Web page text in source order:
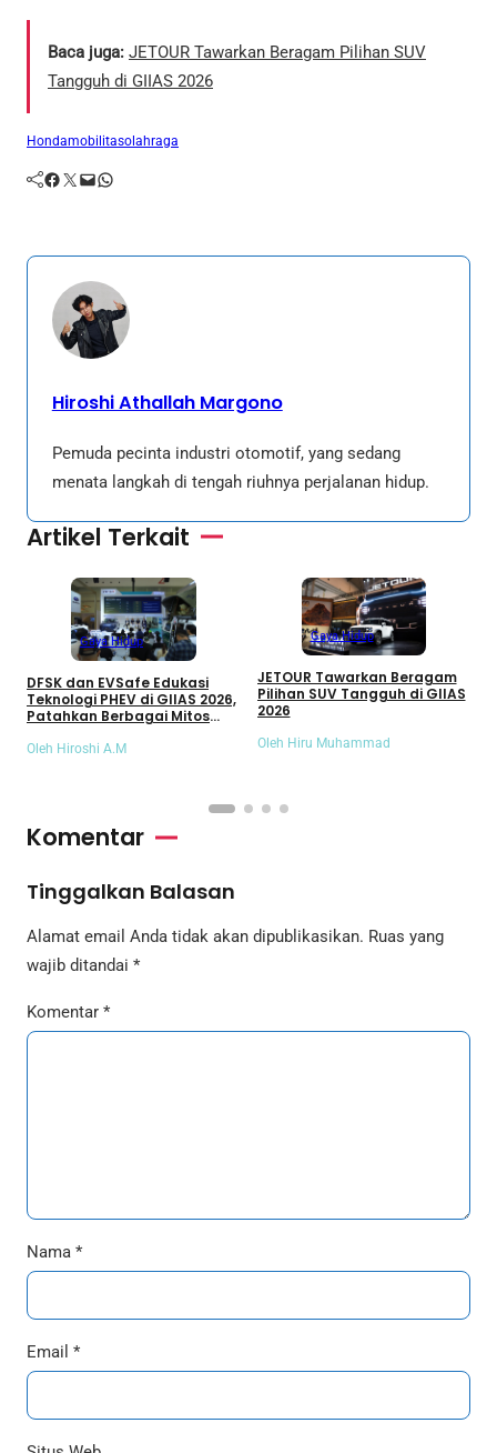
Baca juga: JETOUR Tawarkan Beragam Pilihan SUV
Tangguh di GIIAS 2026
Hondamobilitasolahraga
Facebook Twitter Mail WhatsApp
Hiroshi Athallah Margono
Pemuda pecinta industri otomotif, yang sedang
menata langkah di tengah riuhnya perjalanan hidup.
Artikel Terkait
Gaya Hidup
DFSK dan EVSafe Edukasi
Teknologi PHEV di GIIAS 2026,
Patahkan Berbagai Mitos
Oleh Hiroshi A.M
Gaya Hidup
JETOUR Tawarkan Beragam
Pilihan SUV Tangguh di GIIAS
2026
Oleh Hiru Muhammad
Komentar
Tinggalkan Balasan
Alamat email Anda tidak akan dipublikasikan. Ruas yang
wajib ditandai *
Komentar *
Nama *
Email *